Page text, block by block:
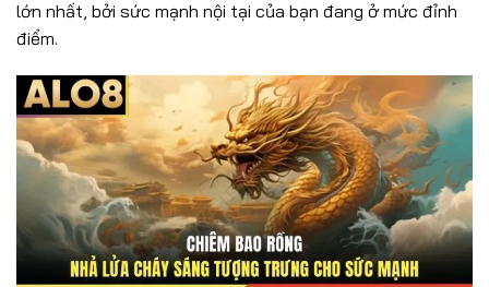
lớn nhất, bởi sức mạnh nội tại của bạn đang ở mức đỉnh
điểm.